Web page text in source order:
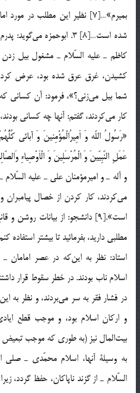
بميرم»…[7] نظير اين مطلب در
شده است…[8] 3. ابوحمزه
كاظم ـ عليه السّلام ـ مشغول بيل
كشيدن، غرق عرق شده بود، عرض
شما بيل مي‌زني؟»، فرمود: آن كساني
كار مي‌كردند، گفتم: آنها چه كساني
«رَسُولُ اللّه وَ اَمِيرُالْمُؤْمِنينَ وَ آبائي
عَمَلِ النّبِيّينَ وَ الْمُرْسَلِينَ وَ الْاَوْصِياءِ
و آله ـ و اميرمؤمنان علي ـ عليه
مي‌كردند، كار كردن از خصال پيامبران
است».[9] دانشجو: از بيانات روشن
مطلبي داريد، بفرمائيد تا بيشتر استفاده
استاد: نظر به اين‌كه در عصر امامان
اسلام ناب بودند. در خطر سقوط قرار
در فشار فقر به سر مي‌بردند، و نظر به
و اركان اسلام بود، و موجب قطع
بيت‌المال نيز (به طوري كه موجب تبعيض
به وسيلة آنها، اسلام محمّدي ـ صلي
السّلام ـ از گزند ناپاكان، حفظ گردد،